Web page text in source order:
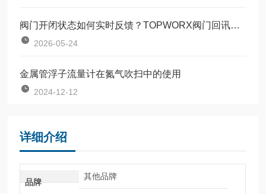
阀门开闭状态如何实时反馈？TOPWORX阀门回讯器技术原理详解
2026-05-24
金属管浮子流量计在氮气吹扫中的使用
2024-12-12
详细介绍
品牌
其他品牌